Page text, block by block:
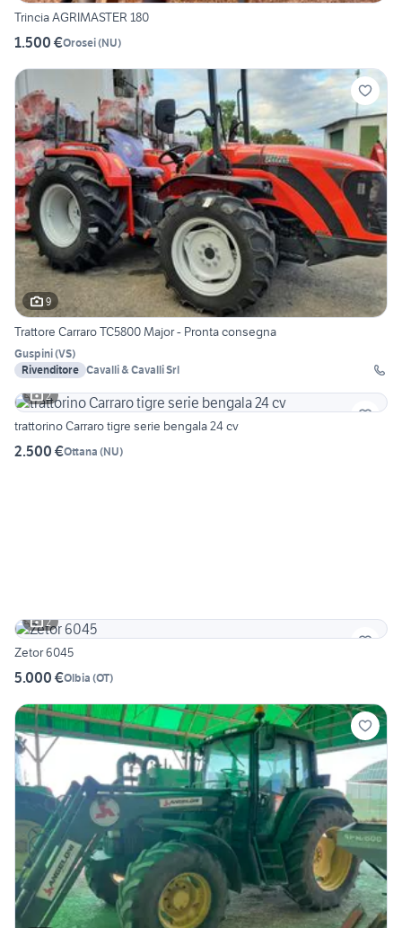
Trincia AGRIMASTER 180
1.500 €Orosei(NU)
9
Trattore Carraro TC5800 Major - Pronta consegna
Guspini(VS)
Rivenditore Cavalli & Cavalli Srl
2
trattorino Carraro tigre serie bengala 24 cv
2.500 €Ottana (NU)
2
Zetor 6045
5.000 €Olbia (OT)